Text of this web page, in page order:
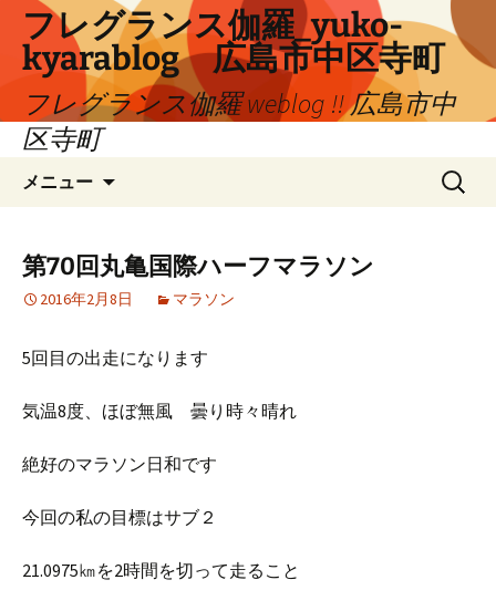
ツ
フレグランス伽羅_yuko-
kyarablog 広島市中区寺町
フレグランス伽羅 weblog !! 広島市中
区寺町
メニュー
検
索:
第70回丸亀国際ハーフマラソン
2016年2月8日 マラソン
5回目の出走になります
気温8度、ほぼ無風 曇り時々晴れ
絶好のマラソン日和です
今回の私の目標はサブ２
21.0975㎞を2時間を切って走ること